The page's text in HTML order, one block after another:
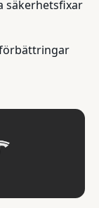
säkerhetsfixar